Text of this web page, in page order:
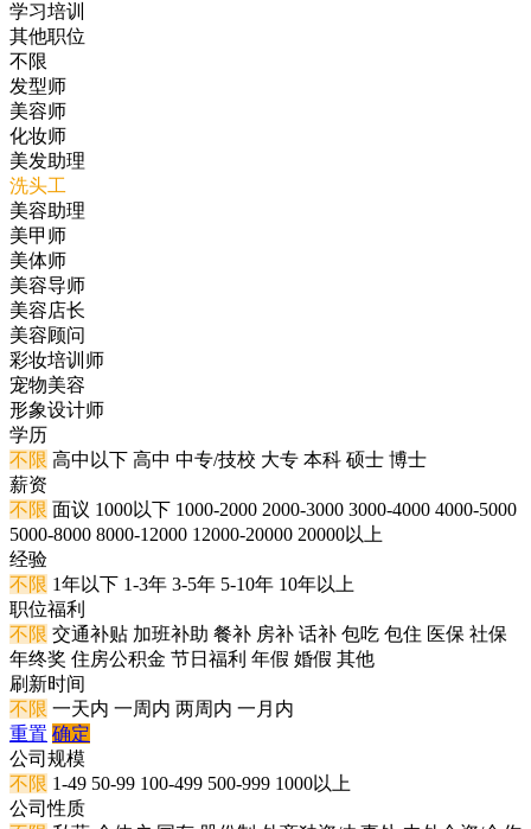
学习培训
其他职位
不限
发型师
美容师
化妆师
美发助理
洗头工
美容助理
美甲师
美体师
美容导师
美容店长
美容顾问
彩妆培训师
宠物美容
形象设计师
学历
不限 高中以下 高中 中专/技校 大专 本科 硕士 博士
薪资
不限 面议 1000以下 1000-2000 2000-3000 3000-4000 4000-5000
5000-8000 8000-12000 12000-20000 20000以上
经验
不限 1年以下 1-3年 3-5年 5-10年 10年以上
职位福利
不限 交通补贴 加班补助 餐补 房补 话补 包吃 包住 医保 社保
年终奖 住房公积金 节日福利 年假 婚假 其他
刷新时间
不限 一天内 一周内 两周内 一月内
重置 确定
公司规模
不限 1-49 50-99 100-499 500-999 1000以上
公司性质